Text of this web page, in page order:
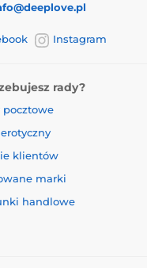
Instagram
rady?
pocztowe
klientów
marki
handlowe